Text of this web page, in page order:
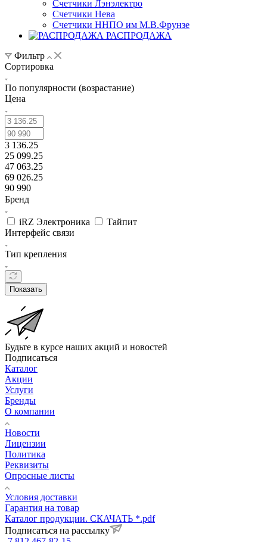
Счетчики Лэнэлектро
Счетчики Нева
Счетчики ННПО им М.В.Фрунзе
РАСПРОДАЖА
Фильтр
Сортировка
По популярности (возрастание)
Цена
3 136.25
25 099.25
47 063.25
69 026.25
90 990
Бренд
iRZ Электроника
Тайпит
Интерфейс связи
Тип крепления
Показать
Будьте в курсе наших акций и новостей
Подписаться
Каталог
Акции
Услуги
Бренды
О компании
Новости
Лицензии
Политика
Реквизиты
Опросные листы
Условия доставки
Гарантия на товар
Каталог продукции. СКАЧАТЬ *.pdf
Подписаться на рассылку